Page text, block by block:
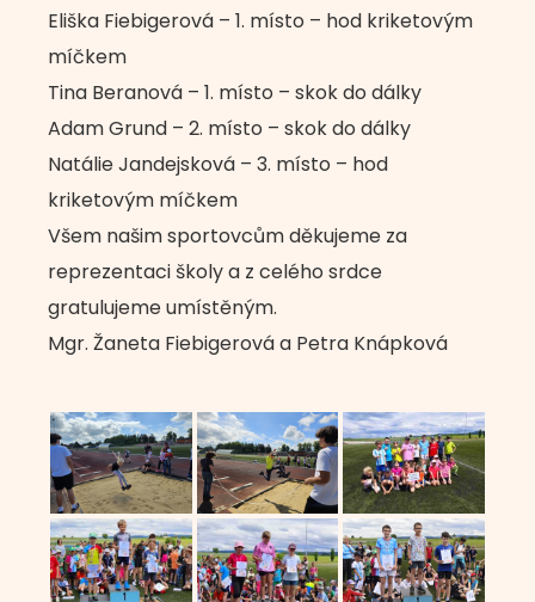
Eliška Fiebigerová – 1. místo – hod kriketovým
míčkem
Tina Beranová – 1. místo – skok do dálky
Adam Grund – 2. místo – skok do dálky
Natálie Jandejsková – 3. místo – hod
kriketovým míčkem
Všem našim sportovcům děkujeme za
reprezentaci školy a z celého srdce
gratulujeme umístěným.
Mgr. Žaneta Fiebigerová a Petra Knápková